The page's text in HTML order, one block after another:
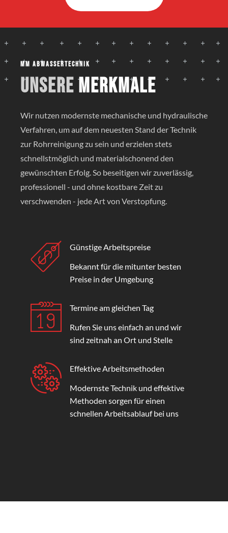
MM Abwassertechnik
UnsereMerkmale
Wir nutzen modernste mechanische und hydraulische
Verfahren, um auf dem neuesten Stand der Technik
zur Rohrreinigung zu sein und erzielen stets
schnellstmöglich und materialschonend den
gewünschten Erfolg. So beseitigen wir zuverlässig,
professionell - und ohne kostbare Zeit zu
verschwenden - jede Art von Verstopfung.
Günstige Arbeitspreise
Bekannt für die mitunter besten
Preise in der Umgebung
Termine am gleichen Tag
Rufen Sie uns einfach an und wir
sind zeitnah an Ort und Stelle
Effektive Arbeitsmethoden
Modernste Technik und effektive
Methoden sorgen für einen
schnellen Arbeitsablauf bei uns